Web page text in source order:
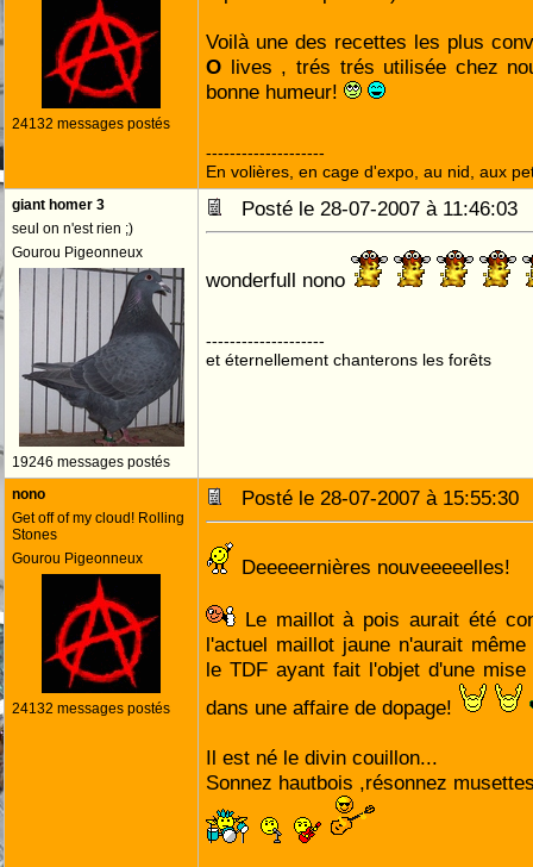
24132 messages postés
Voilà une des recettes les plus
O lives , trés trés utilisée chez
bonne humeur!
--------------------
En volières, en cage d'expo, au nid, aux
giant homer 3
seul on n'est rien ;)
Gourou Pigeonneux
19246 messages postés
Posté le 28-07-2007 à
wonderfull nono
--------------------
et éternellement chanterons les forêts
nono
Get off of my cloud! Rolling
Stones
Gourou Pigeonneux
24132 messages postés
Posté le 28-07-2007 à
Deeeeernières nouveeeeelles!
Le maillot à pois aurait été
l'actuel maillot jaune n'aurait
le TDF ayant fait l'objet d'une
dans une affaire de dopage!
Il est né le divin couillon...
Sonnez hautbois ,résonnez